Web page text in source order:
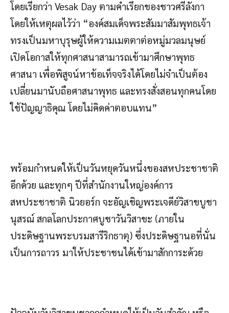
โดยเรียกว่า Vesak Day ตามคำเรียกของชาวศรีลังกา
โดยให้เหตุผลไว้ว่า “องค์สมเด็จพระสัมมาสัมพุทธเจ้า
ทรงเป็นมหาบุรุษผู้ให้ความเมตตาต่อหมู่มวลมนุษย์
เปิดโอกาสให้ทุกศาสนาสามารถเข้ามาศึกษาพุทธ
ศาสนา เพื่อพิสูจน์หาข้อเท็จจริงได้โดยไม่จำเป็นต้อง
เปลี่ยนมานับถือศาสนาพุทธ และทรงสั่งสอนทุกคนโดย
ใช้ปัญญาธิคุณ โดยไม่คิดค่าตอบแทน”
พร้อมกำหนดให้เป็นวันหยุดวันหนึ่งของสหประชาชาติ
อีกด้วย และทุกๆ ปีที่สำนักงานใหญ่องค์การ
สหประชาชาติ นิวยอร์ก จะอัญเชิญพระเจดีย์วิสาขบูชา
นุสรณ์ สกลโลกประกาศบูชาวันวิสาขะ (ภายใน
ประดิษฐานพระบรมสารีริกธาตุ) ซึ่งประดิษฐานอที่นั่น
เป็นการถาวร มาให้ประชาชนได้เข้ามาสักการะด้วย